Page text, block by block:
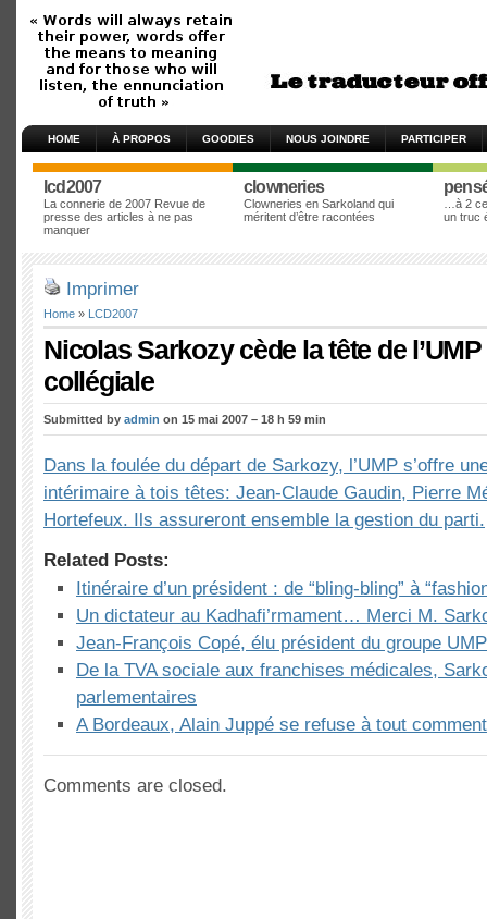
HOME À PROPOS GOODIES NOUS JOINDRE PARTICIPER
lcd2007
La connerie de 2007 Revue de
presse des articles à ne pas
manquer
clowneries
Clowneries en Sarkoland qui
méritent d’être racontées
…à 2
un truc
Imprimer
Home » LCD2007
Nicolas Sarkozy cède la tête de
collégiale
Submitted by admin on 15 mai 2007 – 18 h 59 min
Dans la foulée du départ de Sarkozy, l’UMP s’offre
intérimaire à tois têtes: Jean-Claude Gaudin, Pierre
Hortefeux. Ils assureront ensemble la gestion du parti.
Related Posts:
Itinéraire d’un président : de “bling-bling” à
Un dictateur au Kadhafi’rmament… Merci M.
Jean-François Copé, élu président du groupe UMP
De la TVA sociale aux franchises médicales,
parlementaires
A Bordeaux, Alain Juppé se refuse à tout
Comments are closed.